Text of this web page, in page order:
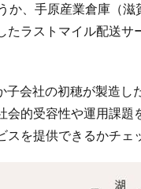
か、手原産業倉庫（
ラストマイル配送サ
会社の初穂が製造し
的受容性や運用課題
を提供できるかチェ